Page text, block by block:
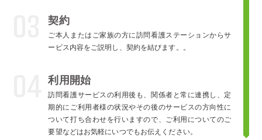
契約
ご本人またはご家族の方に訪問看護ステーションからサ
ービス内容をご説明し、契約を結びます。。
利用開始
訪問看護サービスの利用後も、関係者と常に連携し、定
期的にご利用者様の状況やその後のサービスの方向性に
ついて打ち合わせを行いますので、ご利用についてのご
要望などはお気軽にいつでもお伝えください。